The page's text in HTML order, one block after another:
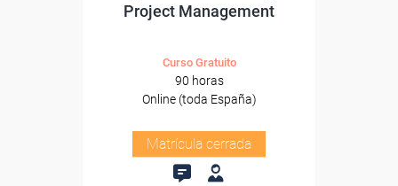
Project Management
Curso Gratuito
90 horas
Online (toda España)
Matrícula cerrada